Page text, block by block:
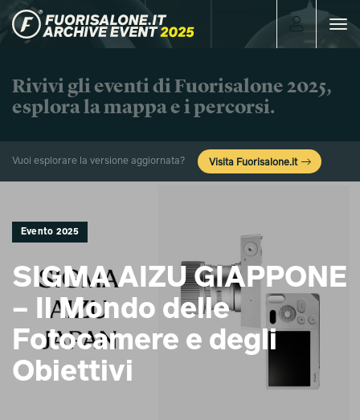
Toggle
Rivivi gli eventi di Fuorisalone 2025,
esplora la mappa e i percorsi.
Vuoi esplorare la versione aggiornata? Visita Fuorisalone.it
Evento 2025
SIGMA AIZU GIAPPONE
– Il Mondo delle
Fotocamere e degli
Obiettivi